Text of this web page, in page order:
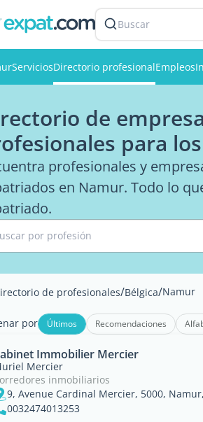
Buscar
ServiciosDirectorio profesionalEmpleos
de
para
profesionales y
en Namur. Todo lo
por profesión
de profesionales/Bélgica/Namur
por Últimos Recomendaciones
Immobilier Mercier
Mercier
inmobiliarios
9, Avenue Cardinal Mercier, 5000,
0032474013253